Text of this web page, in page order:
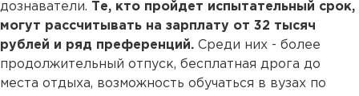
дознаватели. Те, кто пройдет испытательный срок,
могут рассчитывать на зарплату от 32 тысяч
рублей и ряд преференций. Среди них - более
продолжительный отпуск, бесплатная дрога до
места отдыха, возможность обучаться в вузах по